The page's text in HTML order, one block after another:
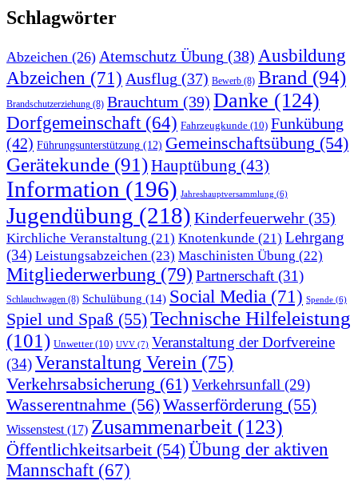
Schlagwörter
Abzeichen (26) Atemschutz Übung (38) Ausbildung
Abzeichen (71) Ausflug (37) Bewerb (8) Brand (94)
Brandschutzerziehung (8) Brauchtum (39) Danke (124)
Dorfgemeinschaft (64) Fahrzeugkunde (10) Funkübung
(42) Führungsunterstützung (12) Gemeinschaftsübung (54)
Gerätekunde (91)Hauptübung (43)
Information (196) Jahreshauptversammlung (6)
Jugendübung (218) Kinderfeuerwehr (35)
Kirchliche Veranstaltung (21) Knotenkunde (21) Lehrgang
(34) Leistungsabzeichen (23) Maschinisten Übung (22)
Mitgliederwerbung (79) Partnerschaft (31)
Schlauchwagen (8) Schulübung (14) Social Media (71) Spende (6)
Spiel und Spaß (55)Technische Hilfeleistung
(101) Unwetter(10) UVV (7) Veranstaltung der Dorfvereine
(34)Veranstaltung Verein (75)
Verkehrsabsicherung (61)Verkehrsunfall (29)
Wasserentnahme (56)Wasserförderung (55)
Wissenstest (17) Zusammenarbeit (123)
Öffentlichkeitsarbeit (54)Übung der aktiven
Mannschaft (67)